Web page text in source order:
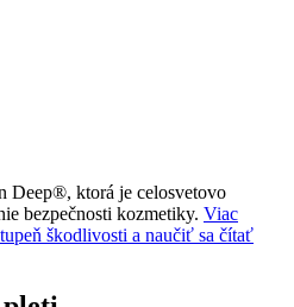
Deep®, ktorá je celosvetovo
bezpečnosti kozmetiky. Viac
škodlivosti a naučiť sa čítať